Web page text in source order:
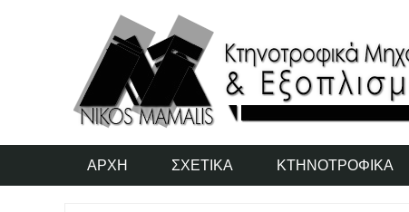
ΑΡΧΉ ΣΧΕΤΙΚΆ ΚΤΗΝΟΤΡΟΦΙΚΆ